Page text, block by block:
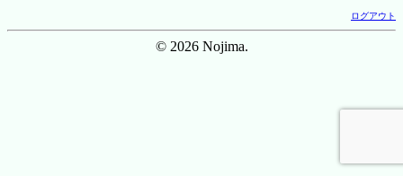
ログアウト
© 2026 Nojima.